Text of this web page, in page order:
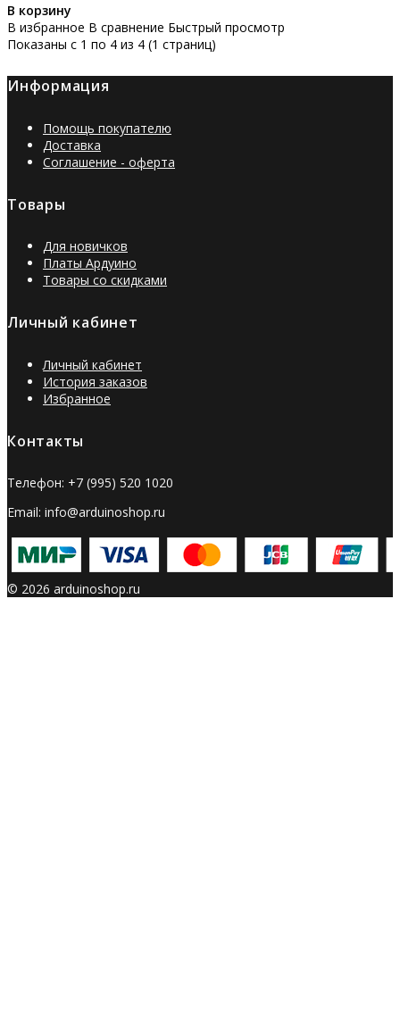
В корзину
В избранное В сравнение Быстрый просмотр
Показаны с 1 по 4 из 4 (1 страниц)
Информация
Помощь покупателю
Доставка
Соглашение - оферта
Товары
Для новичков
Платы Ардуино
Товары со скидками
Личный кабинет
Личный кабинет
История заказов
Избранное
Контакты
Телефон: +7 (995) 520 1020
Email: info@arduinoshop.ru
© 2026 arduinoshop.ru